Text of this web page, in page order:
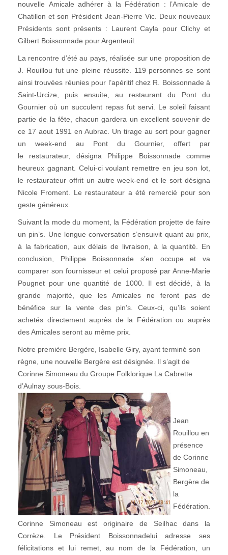
nouvelle Amicale adhérer à la Fédération : l’Amicale de
Chatillon et son Président Jean-Pierre Vic. Deux nouveaux
Présidents sont présents : Laurent Cayla pour Clichy et
Gilbert Boissonnade pour Argenteuil.
La rencontre d’été au pays, réalisée sur une proposition de
J. Rouillou fut une pleine réussite. 119 personnes se sont
ainsi trouvées réunies pour l’apéritif chez R. Boissonnade à
Saint-Urcize, puis ensuite, au restaurant du Pont du
Gournier où un succulent repas fut servi. Le soleil faisant
partie de la fête, chacun gardera un excellent souvenir de
ce 17 aout 1991 en Aubrac. Un tirage au sort pour gagner
un week-end au Pont du Gournier, offert par
le restaurateur, désigna Philippe Boissonnade comme
heureux gagnant. Celui-ci voulant remettre en jeu son lot,
le restaurateur offrit un autre week-end et le sort désigna
Nicole Froment. Le restaurateur a été remercié pour son
geste généreux.
Suivant la mode du moment, la Fédération projette de faire
un pin’s. Une longue conversation s’ensuivit quant au prix,
à la fabrication, aux délais de livraison, à la quantité. En
conclusion, Philippe Boissonnade s’en occupe et va
comparer son fournisseur et celui proposé par Anne-Marie
Pougnet pour une quantité de 1000. Il est décidé, à la
grande majorité, que les Amicales ne feront pas de
bénéfice sur la vente des pin’s. Ceux-ci, qu’ils soient
achetés directement auprès de la Fédération ou auprès
des Amicales seront au même prix.
Notre première Bergère, Isabelle Giry, ayant terminé son
règne, une nouvelle Bergère est désignée. Il s’agit de
Corinne Simoneau du Groupe Folklorique La Cabrette
d’Aulnay sous-Bois.
Jean
Rouillou en
présence
de Corinne
Simoneau,
Bergère de
la
Fédération.
Corinne Simoneau est originaire de Seilhac dans la
Corrèze. Le Président Boissonnadelui adresse ses
félicitations et lui remet, au nom de la Fédération, un